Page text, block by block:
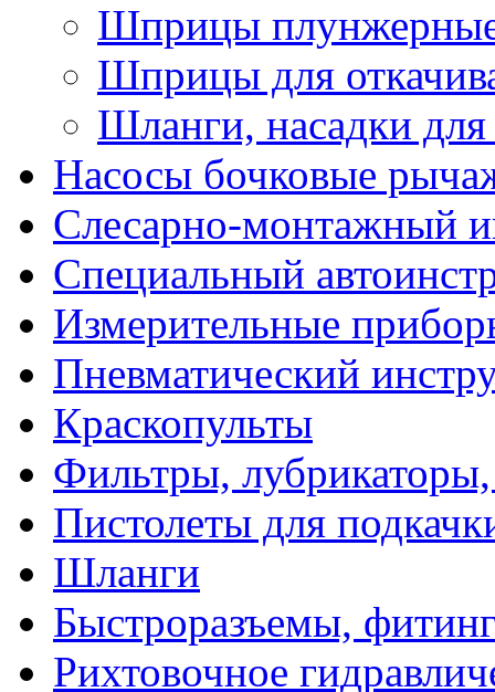
Шприцы плунжерные
Шприцы для
Шланги, насадки
Насосы бочковые
Слесарно-монтажный
Специальный
Измерительные
Пневматический
Краскопульты
Фильтры,
Пистолеты для
Шланги
Быстроразъемы,
Рихтовочное